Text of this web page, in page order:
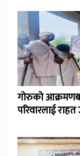
गोरुको
परिवारलाई